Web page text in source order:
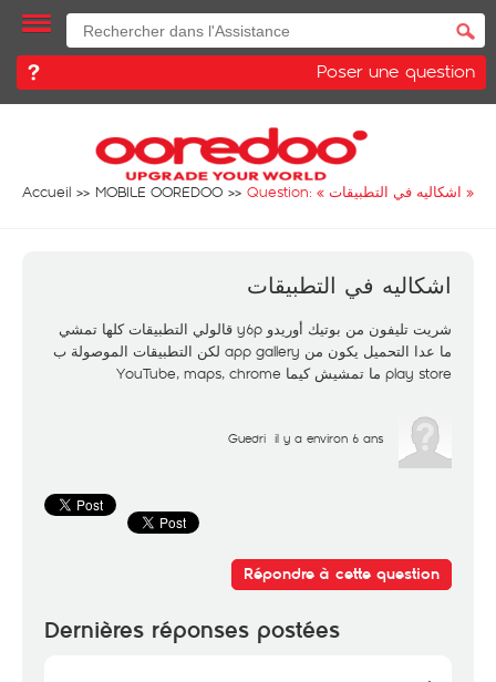
Poser une question
Accueil MOBILE OOREDOO Question: « اشكاليه في التطبيقات »
اشكاليه في التطبيقات
شريت تليفون من بوتيك أوريدو y6p قالولي التطبيقات كلها تمشي
ما عدا التحميل يكون من app gallery لكن التطبيقات الموصولة ب
play store ما تمشيش كيما YouTube, maps, chrome
Guedri il y a environ 6 ans
Répondre à cette question
Dernières réponses postées